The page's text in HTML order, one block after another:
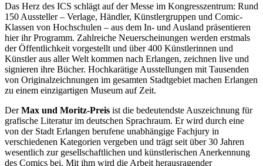
Das Herz des ICS schlägt auf der Messe im Kongresszentrum: Rund
150 Aussteller – Verlage, Händler, Künstlergruppen und Comic-
Klassen von Hochschulen – aus dem In- und Ausland präsentieren
hier ihr Programm. Zahlreiche Neuerscheinungen werden erstmals
der Öffentlichkeit vorgestellt und über 400 Künstlerinnen und
Künstler aus aller Welt kommen nach Erlangen, zeichnen live und
signieren ihre Bücher. Hochkarätige Ausstellungen mit Tausenden
von Originalzeichnungen im gesamten Stadtgebiet machen Erlangen
zu einem einzigartigen Museum auf Zeit.
DerMax und Moritz-Preis ist die bedeutendste Auszeichnung für
grafische Literatur im deutschen Sprachraum. Er wird durch eine
von der Stadt Erlangen berufene unabhängige Fachjury in
verschiedenen Kategorien vergeben und trägt seit über 30 Jahren
wesentlich zur gesellschaftlichen und künstlerischen Anerkennung
des Comics bei. Mit ihm wird die Arbeit herausragender